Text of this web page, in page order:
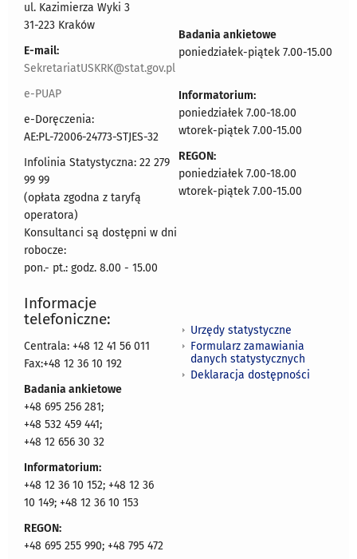
ul. Kazimierza Wyki 3
31-223 Kraków
E-mail:
SekretariatUSKRK@stat.gov.pl
e-PUAP
e-Doręczenia:
AE:PL-72006-24773-STJES-32
Infolinia Statystyczna: 22 279
99 99
(opłata zgodna z taryfą
operatora)
Konsultanci są dostępni w dni
robocze:
pon.- pt.: godz. 8.00 - 15.00
Badania ankietowe
poniedziałek-piątek 7.00-15.00
Informatorium:
poniedziałek 7.00-18.00
wtorek-piątek 7.00-15.00
REGON:
poniedziałek 7.00-18.00
wtorek-piątek 7.00-15.00
Informacje
telefoniczne:
Centrala: +48 12 41 56 011
Fax:+48 12 36 10 192
Badania ankietowe
+48 695 256 281;
+48 532 459 441;
+48 12 656 30 32
Informatorium:
+48 12 36 10 152; +48 12 36
10 149; +48 12 36 10 153
REGON:
+48 695 255 990; +48 795 472
Urzędy statystyczne
Formularz zamawiania
danych statystycznych
Deklaracja dostępności